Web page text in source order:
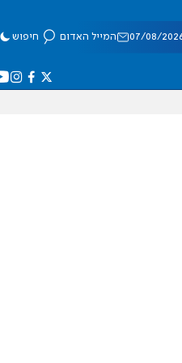
המייל האדום חיפוש